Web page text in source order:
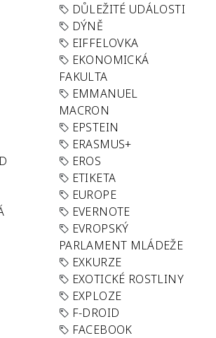
DŮLEŽITÉ UDÁLOSTI
DÝNĚ
EIFFELOVKA
EKONOMICKÁ
FAKULTA
EMMANUEL
MACRON
EPSTEIN
ERASMUS+
EROS
ETIKETA
EUROPE
EVERNOTE
EVROPSKÝ
PARLAMENT MLÁDEŽE
EXKURZE
EXOTICKÉ ROSTLINY
EXPLOZE
F-DROID
FACEBOOK